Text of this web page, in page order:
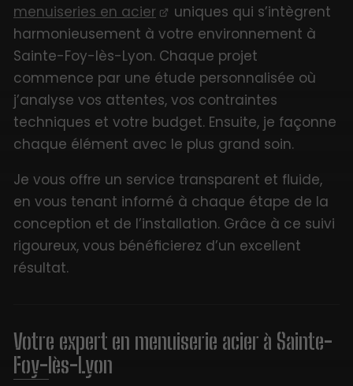
menuiseries en acier
uniques qui s’intègrent
harmonieusement à votre environnement à
Sainte-Foy-lès-Lyon. Chaque projet
commence par une étude personnalisée où
j’analyse vos attentes, vos contraintes
techniques et votre budget. Ensuite, je façonne
chaque élément avec le plus grand soin.
Je vous offre un service transparent et fluide,
en vous tenant informé à chaque étape de la
conception et de l’installation. Grâce à ce suivi
rigoureux, vous bénéficierez d’un excellent
résultat.
Votre expert en menuiserie acier à Sainte-
Foy-lès-Lyon